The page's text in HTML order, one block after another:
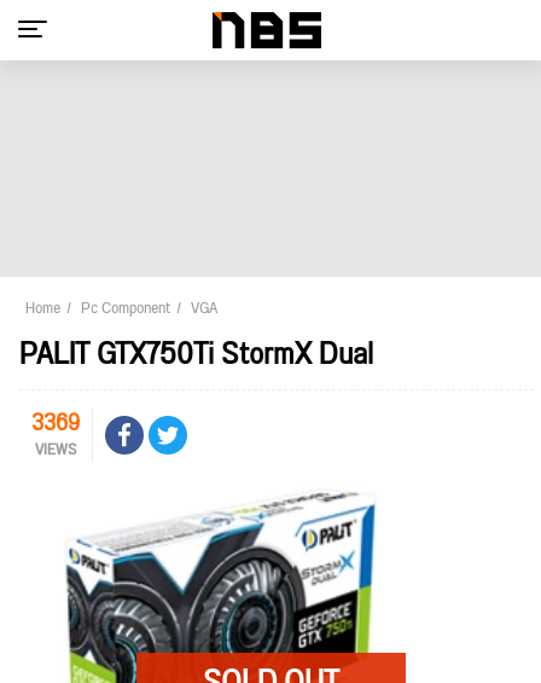
Home Pc Component VGA
PALIT GTX750Ti StormX Dual
3369
VIEWS